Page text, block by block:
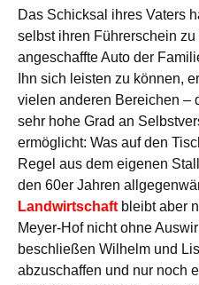
Das Schicksal ihres Vaters
selbst ihren Führerschein
angeschaffte Auto der
Ihn sich leisten zu können,
vielen anderen Bereichen –
sehr hohe Grad an
ermöglicht: Was auf den
Regel aus dem eigenen
den 60er Jahren
Landwirtschaft bleibt aber
Meyer-Hof nicht ohne
beschließen Wilhelm und
abzuschaffen und nur noch